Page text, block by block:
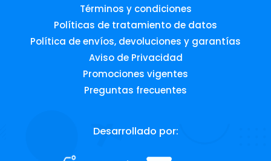
Términos y condiciones
Políticas de tratamiento de datos
Política de envíos, devoluciones y garantías
Aviso de Privacidad
Promociones vigentes
Preguntas frecuentes
Desarrollado por: